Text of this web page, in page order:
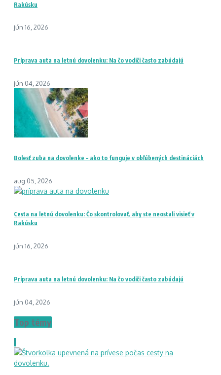
Rakúsku
jún 16, 2026
Príprava auta na letnú dovolenku: Na čo vodiči často zabúdajú
jún 04, 2026
Bolesť zuba na dovolenke – ako to funguje v obľúbených destináciách
aug 05, 2026
Cesta na letnú dovolenku: Čo skontrolovať, aby ste neostali visieť v
Rakúsku
jún 16, 2026
Príprava auta na letnú dovolenku: Na čo vodiči často zabúdajú
jún 04, 2026
Top témy
1